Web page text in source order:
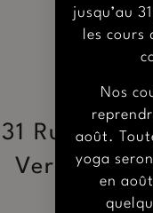
31 Rue du
Versailles
jusqu’au
les cours
Nos
août.
yoga
en